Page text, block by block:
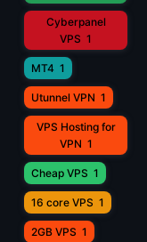
Cyberpanel
VPS 1
MT4 1
Utunnel VPN 1
VPS Hosting for
VPN 1
Cheap VPS 1
16 core VPS 1
2GB VPS 1